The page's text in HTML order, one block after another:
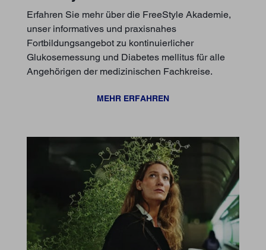
Erfahren Sie mehr über die FreeStyle Akademie,
unser informatives und praxisnahes
Fortbildungsangebot zu kontinuierlicher
Glukosemessung und Diabetes mellitus für alle
Angehörigen der medizinischen Fachkreise.
MEHR ERFAHREN